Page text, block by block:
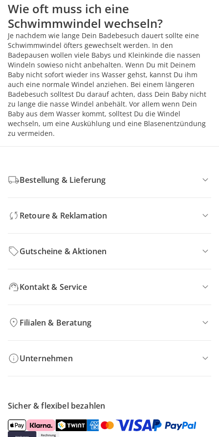
Wie oft muss ich eine
Schwimmwindel wechseln?
Je nachdem wie lange Dein Badebesuch dauert sollte eine
Schwimmwindel öfters gewechselt werden. In den
Badepausen wollen viele Babys und Kleinkinde die nassen
Windeln sowieso nicht anbehalten. Wenn Du mit Deinem
Baby nicht sofort wieder ins Wasser gehst, kannst Du ihm
auch eine normale Windel anziehen. Bei einem längeren
Badebesuch solltest Du darauf achten, dass Dein Baby nicht
zu lange die nasse Windel anbehält. Vor allem wenn Dein
Baby aus dem Wasser kommt, solltest Du die Windel
wechseln, um eine Auskühlung und eine Blasenentzündung
zu vermeiden.
Bestellung & Lieferung
Retoure & Reklamation
Gutscheine & Aktionen
Kontakt & Service
Filialen & Beratung
Unternehmen
Sicher & flexibel bezahlen